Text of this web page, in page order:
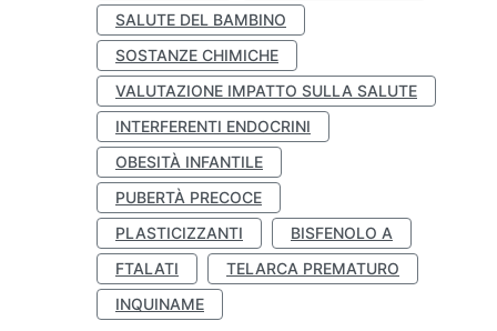
SALUTE DEL BAMBINO
SOSTANZE CHIMICHE
VALUTAZIONE IMPATTO SULLA SALUTE
INTERFERENTI ENDOCRINI
OBESITÀ INFANTILE
PUBERTÀ PRECOCE
PLASTICIZZANTI
BISFENOLO A
FTALATI
TELARCA PREMATURO
INQUINAME